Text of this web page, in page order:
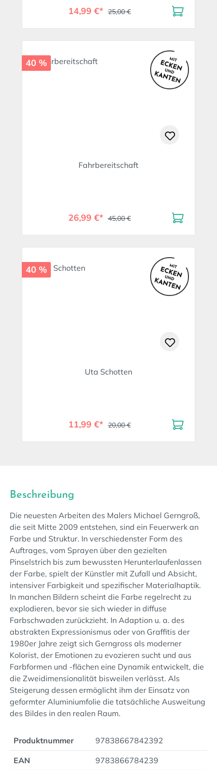
14,99 €* 25,00 €
40 %
Fahrbereitschaft
26,99 €* 45,00 €
40 %
Uta Schotten
11,99 €* 20,00 €
Beschreibung
Die neuesten Arbeiten des Malers Michael Gerngroß,
die seit Mitte 2009 entstehen, sind ein Feuerwerk an
Farbe und Struktur. In verschiedenster Form des
Auftrages, vom Sprayen über den gezielten
Pinselstrich bis zum bewussten Herunterlaufenlassen
der Farbe, spielt der Künstler mit Zufall und Absicht,
intensiver Farbigkeit und spezifischer Materialhaptik.
In manchen Bildern scheint die Farbe regelrecht zu
explodieren, bevor sie sich wieder in diffuse
Farbschwaden zurückzieht. In Adaption u. a. des
abstrakten Expressionismus oder von Graffitis der
1980er Jahre zeigt sich Gerngross als moderner
Kolorist, der Emotionen zu evozieren sucht und aus
Farbformen und -flächen eine Dynamik entwickelt, die
die Zweidimensionalität bisweilen verlässt. Als
Steigerung dessen ermöglicht ihm der Einsatz von
geformter Aluminiumfolie die tatsächliche Ausweitung
des Bildes in den realen Raum.
Produktnummer 97838667842392
EAN 9783866784239